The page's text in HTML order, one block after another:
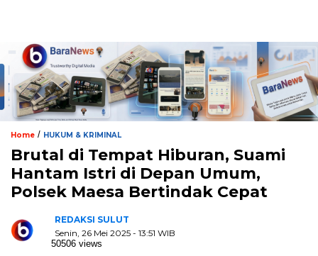
Home / HUKUM & KRIMINAL
Brutal di Tempat Hiburan, Suami
Hantam Istri di Depan Umum,
Polsek Maesa Bertindak Cepat
REDAKSI SULUT
Senin, 26 Mei 2025 - 13:51 WIB
50506 views